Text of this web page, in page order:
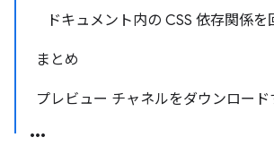
ドキュメント内の CSS 依存関係を
まとめ
プレビュー チャネルをダウンロード